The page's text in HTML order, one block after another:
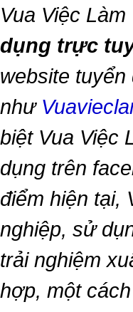
Vua Việc Làm
dụng trực
website tuyển
như
biệt Vua Việc
dụng trên
điểm hiện tại,
nghiệp, sử
trải nghiệm
hợp, một